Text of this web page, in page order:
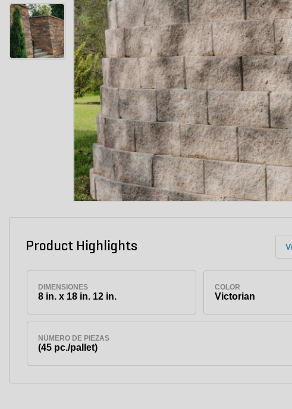
Product Highlights
DIMENSIONES
8 in. x 18 in. 12 in.
COLOR
Victorian
NÚMERO DE PIEZAS
(45 pc./pallet)